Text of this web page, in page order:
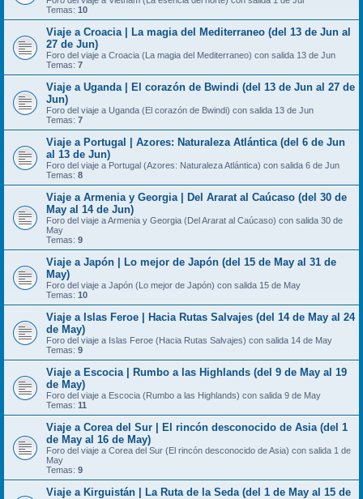
Temas: 10
Viaje a Croacia | La magia del Mediterraneo (del 13 de Jun al
27 de Jun)
Foro del viaje a Croacia (La magia del Mediterraneo) con salida 13 de Jun
Temas: 7
Viaje a Uganda | El corazón de Bwindi (del 13 de Jun al 27 de
Jun)
Foro del viaje a Uganda (El corazón de Bwindi) con salida 13 de Jun
Temas: 7
Viaje a Portugal | Azores: Naturaleza Atlántica (del 6 de Jun
al 13 de Jun)
Foro del viaje a Portugal (Azores: Naturaleza Atlántica) con salida 6 de Jun
Temas: 8
Viaje a Armenia y Georgia | Del Ararat al Caúcaso (del 30 de
May al 14 de Jun)
Foro del viaje a Armenia y Georgia (Del Ararat al Caúcaso) con salida 30 de
May
Temas: 9
Viaje a Japón | Lo mejor de Japón (del 15 de May al 31 de
May)
Foro del viaje a Japón (Lo mejor de Japón) con salida 15 de May
Temas: 10
Viaje a Islas Feroe | Hacia Rutas Salvajes (del 14 de May al 24
de May)
Foro del viaje a Islas Feroe (Hacia Rutas Salvajes) con salida 14 de May
Temas: 9
Viaje a Escocia | Rumbo a las Highlands (del 9 de May al 19
de May)
Foro del viaje a Escocia (Rumbo a las Highlands) con salida 9 de May
Temas: 11
Viaje a Corea del Sur | El rincón desconocido de Asia (del 1
de May al 16 de May)
Foro del viaje a Corea del Sur (El rincón desconocido de Asia) con salida 1 de
May
Temas: 9
Viaje a Kirguistán | La Ruta de la Seda (del 1 de May al 15 de